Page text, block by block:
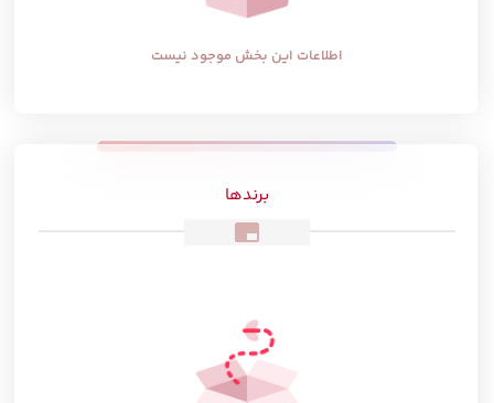
اطلاعات این بخش موجود نیست
branding_watermark
برندها